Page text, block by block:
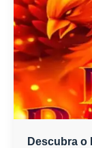
Descubra o